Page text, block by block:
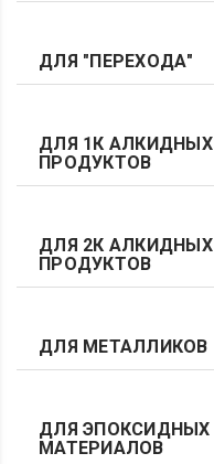
ДЛЯ "ПЕРЕХОДА"
ДЛЯ 1К АЛКИДНЫХ
ПРОДУКТОВ
ДЛЯ 2К АЛКИДНЫХ
ПРОДУКТОВ
ДЛЯ МЕТАЛЛИКОВ
ДЛЯ ЭПОКСИДНЫХ
МАТЕРИАЛОВ